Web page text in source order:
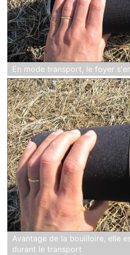
En mode transport, le foyer
Avantage de la bouilloire, elle
durant le transport